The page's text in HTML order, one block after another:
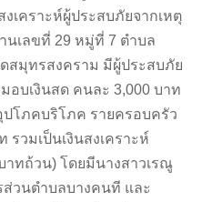
เคราะห์ผู้ประสบภัยจากเหตุ
นเลขที่ 29 หมู่ที่ 7 ตำบล
สมุทรสงคราม มีผู้ประสบภัย
อบเงินสด คนละ 3,000 บาท
ปโภคบริโภค รายครอบครัว
รวมเป็นเงินสงเคราะห์
ทถ้วน) โดยมีนางสาวเรณู
วนตำบลบางคนที และ